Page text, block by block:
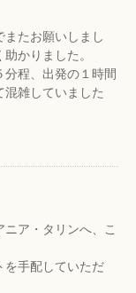
たお願いしまし
かりました。
程、出発の１時間
雑していました
ア・タリンへ、こ
を手配していただ